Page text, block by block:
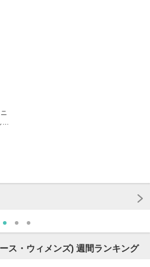
ス・ウィメンズ) 週間ランキング